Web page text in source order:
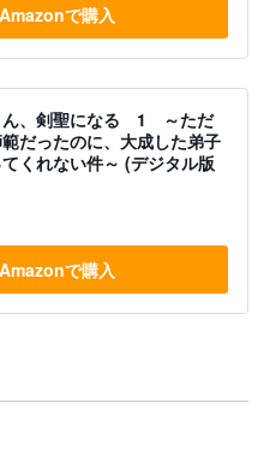
Amazonで購入
ん、剣聖になる 1 ～ただ
だったのに、大成した弟子
くれない件～ (デジタル版
Amazonで購入